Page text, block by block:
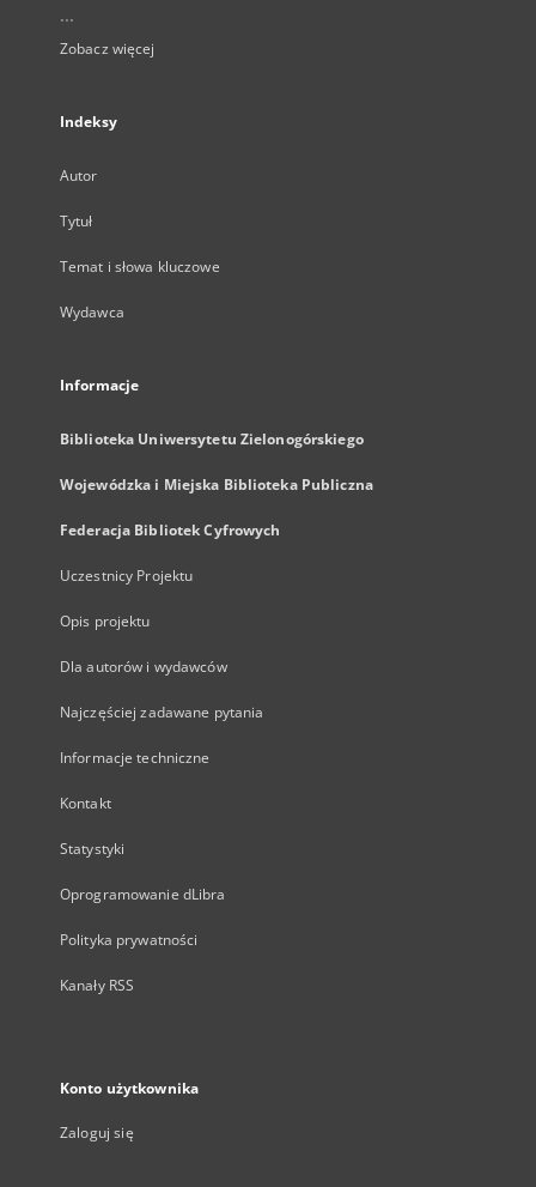
...
Zobacz więcej
Indeksy
Autor
Tytuł
Temat i słowa kluczowe
Wydawca
Informacje
Biblioteka Uniwersytetu Zielonogórskiego
Wojewódzka i Miejska Biblioteka Publiczna
Federacja Bibliotek Cyfrowych
Uczestnicy Projektu
Opis projektu
Dla autorów i wydawców
Najczęściej zadawane pytania
Informacje techniczne
Kontakt
Statystyki
Oprogramowanie dLibra
Polityka prywatności
Kanały RSS
Konto użytkownika
Zaloguj się